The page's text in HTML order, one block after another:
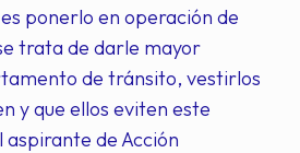
ponerlo en operación de
trata de darle mayor
de tránsito, vestirlos
y que ellos eviten este
de Acción